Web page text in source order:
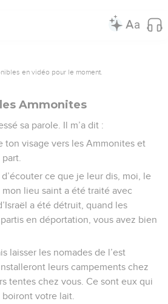
en vidéo pour le moment.
Ammonites
sa parole. Il m’a dit :
ton visage vers les Ammonites et
ce que je leur dis, moi, le
mon lieu saint a été traité avec
a été détruit, quand les
en déportation, vous avez bien
laisser les nomades de l’est
leurs campements chez
tentes chez vous. Ce sont eux qui
votre lait.